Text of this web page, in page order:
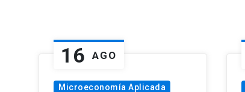
16 AGO
Microeconomía Aplicada